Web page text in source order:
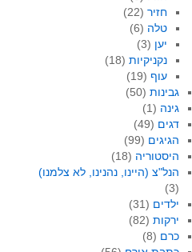
חזיר (22)
טלה (6)
יען (3)
נקניקיות (18)
עוף (19)
גבינות(50)
גינה (1)
דגים (49)
הגיגים (99)
היסטוריה (18)
הנל"צ (היינו, נהנינו, לא צלמנו)
(3)
ילדים (31)
ירקות(82)
כרם (8)